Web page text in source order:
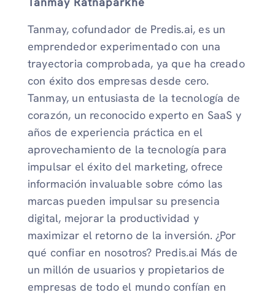
Tanmay, cofundador de Predis.ai, es un
emprendedor experimentado con una
trayectoria comprobada, ya que ha creado
con éxito dos empresas desde cero.
Tanmay, un entusiasta de la tecnología de
corazón, un reconocido experto en SaaS y
años de experiencia práctica en el
aprovechamiento de la tecnología para
impulsar el éxito del marketing, ofrece
información invaluable sobre cómo las
marcas pueden impulsar su presencia
digital, mejorar la productividad y
maximizar el retorno de la inversión. ¿Por
qué confiar en nosotros? Predis.ai Más de
un millón de usuarios y propietarios de
empresas de todo el mundo confían en